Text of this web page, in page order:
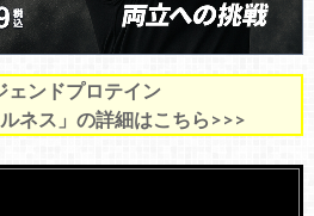
ェンドプロテイン
ネス」の詳細はこちら>>>